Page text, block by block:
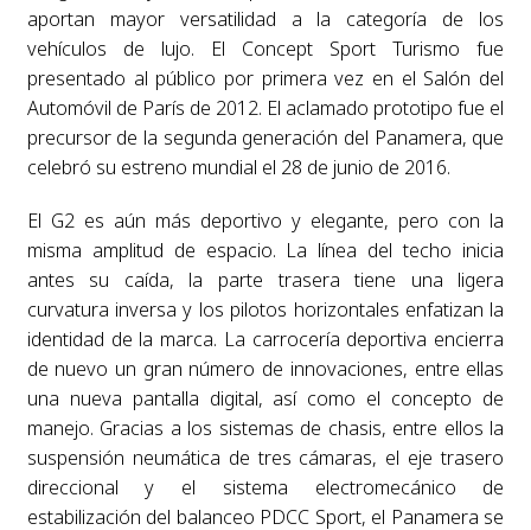
aportan mayor versatilidad a la categoría de los
vehículos de lujo. El Concept Sport Turismo fue
presentado al público por primera vez en el Salón del
Automóvil de París de 2012. El aclamado prototipo fue el
precursor de la segunda generación del Panamera, que
celebró su estreno mundial el 28 de junio de 2016.
El G2 es aún más deportivo y elegante, pero con la
misma amplitud de espacio. La línea del techo inicia
antes su caída, la parte trasera tiene una ligera
curvatura inversa y los pilotos horizontales enfatizan la
identidad de la marca. La carrocería deportiva encierra
de nuevo un gran número de innovaciones, entre ellas
una nueva pantalla digital, así como el concepto de
manejo. Gracias a los sistemas de chasis, entre ellos la
suspensión neumática de tres cámaras, el eje trasero
direccional y el sistema electromecánico de
estabilización del balanceo PDCC Sport, el Panamera se